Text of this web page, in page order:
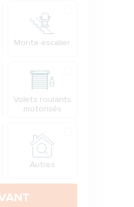
Monte-escalier
Volets roulants
motorisés
Autres